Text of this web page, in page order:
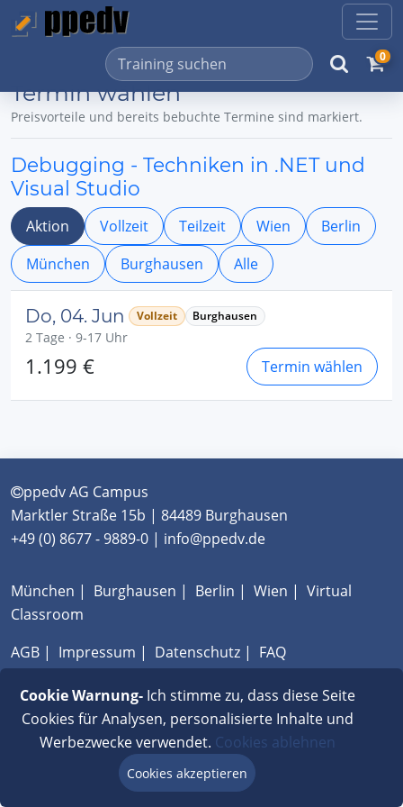
0
Termin wählen
Preisvorteile und bereits bebuchte Termine sind markiert.
Debugging - Techniken in .NET und
Visual Studio
Aktion Vollzeit Teilzeit Wien
Berlin
München
Burghausen Alle
Do, 04. Jun Vollzeit Burghausen
2 Tage · 9-17 Uhr
1.199 € Termin wählen
ppedv AG Campus
Marktler Straße 15b | 84489 Burghausen
+49 (0) 8677 - 9889-0 | info@ppedv.de
München | Burghausen | Berlin | Wien | Virtual
Classroom
AGB | Impressum | Datenschutz | FAQ
Cookie Warnung-Ich stimme zu, dass diese Seite
Cookies für Analysen, personalisierte Inhalte und
Werbezwecke verwendet. Cookies ablehnen
Cookies akzeptieren